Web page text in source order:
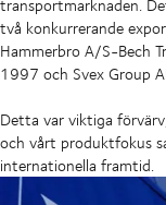
transportmarknaden.
två konkurrerande
Hammerbro A/S-Bech
1997 och Svex Group
Detta var viktiga
och vårt produktfokus
internationella framtid.